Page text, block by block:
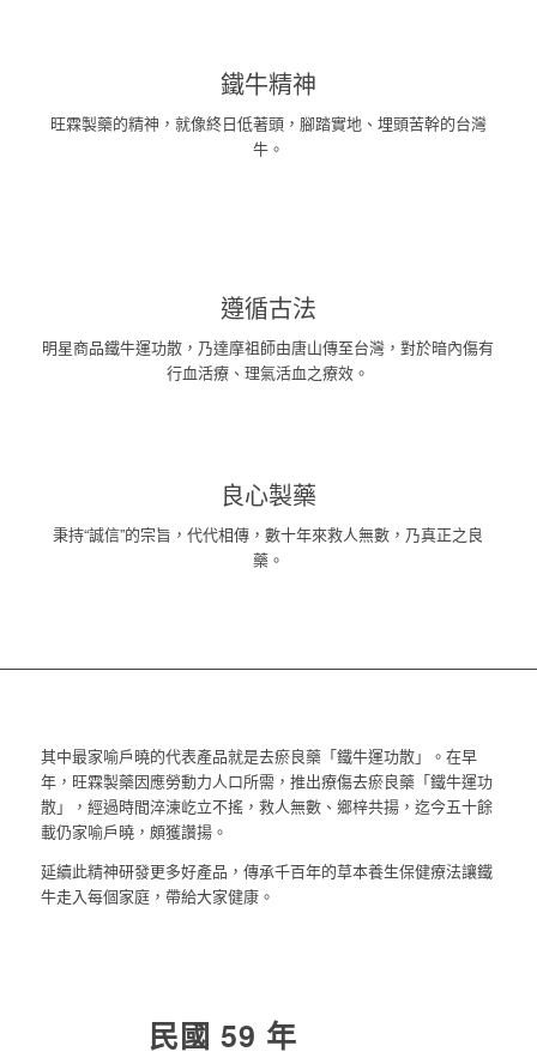
鐵牛精神
旺霖製藥的精神，就像終日低著頭，腳踏實地、埋頭苦幹的台灣
牛。
遵循古法
明星商品鐵牛運功散，乃達摩祖師由唐山傳至台灣，對於暗內傷有
行血活療、理氣活血之療效。
良心製藥
秉持“誠信”的宗旨，代代相傳，數十年來救人無數，乃真正之良
藥。
其中最家喻戶曉的代表產品就是去瘀良藥「鐵牛運功散」。在早
年，旺霖製藥因應勞動力人口所需，推出療傷去瘀良藥「鐵牛運功
散」，經過時間淬湅屹立不搖，救人無數、鄉梓共揚，迄今五十餘
載仍家喻戶曉，頗獲讚揚。
延續此精神研發更多好產品，傳承千百年的草本養生保健療法讓鐵
牛走入每個家庭，帶給大家健康。
民國 59 年